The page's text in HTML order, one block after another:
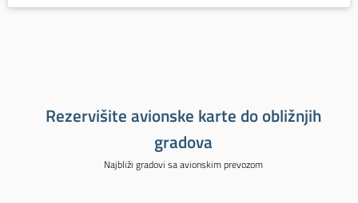
Rezervišite avionske karte do obližnjih
gradova
Najbliži gradovi sa avionskim prevozom